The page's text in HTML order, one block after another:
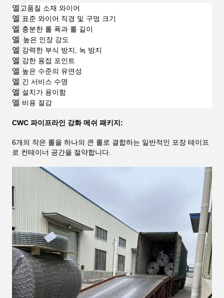
엘고품질 소재 와이어
엘 표준 와이어 직경 및 구멍 크기
엘 충분한 롤 폭과 롤 길이
엘 높은 인장 강도
엘 강력한 부식 방지, 녹 방지
엘 강한 용접 포인트
엘 높은 수준의 유연성
엘 긴 서비스 수명
엘 설치가 용이함
엘 비용 절감
CWC 파이프라인 강화 메쉬 패키지:
6개의 작은 롤을 하나의 큰 롤로 결합하는 일반적인 포장 테이프
로 컨테이너 공간을 절약합니다.